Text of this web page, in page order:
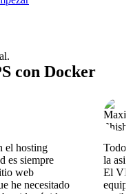
con Docker
el hosting
es siempre
web
he necesitado
Todo
la
El